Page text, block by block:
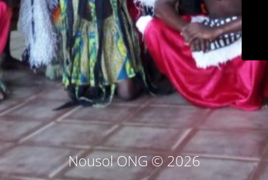
Nousol ONG © 2026